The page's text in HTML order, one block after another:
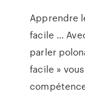
Apprendre
facile ...
parler
facile »